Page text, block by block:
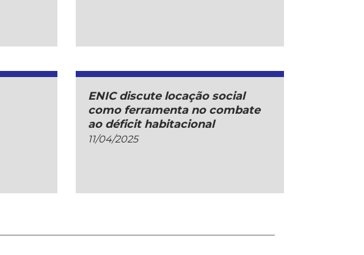
ENIC discute locação social
como ferramenta no combate
ao déficit habitacional
11/04/2025